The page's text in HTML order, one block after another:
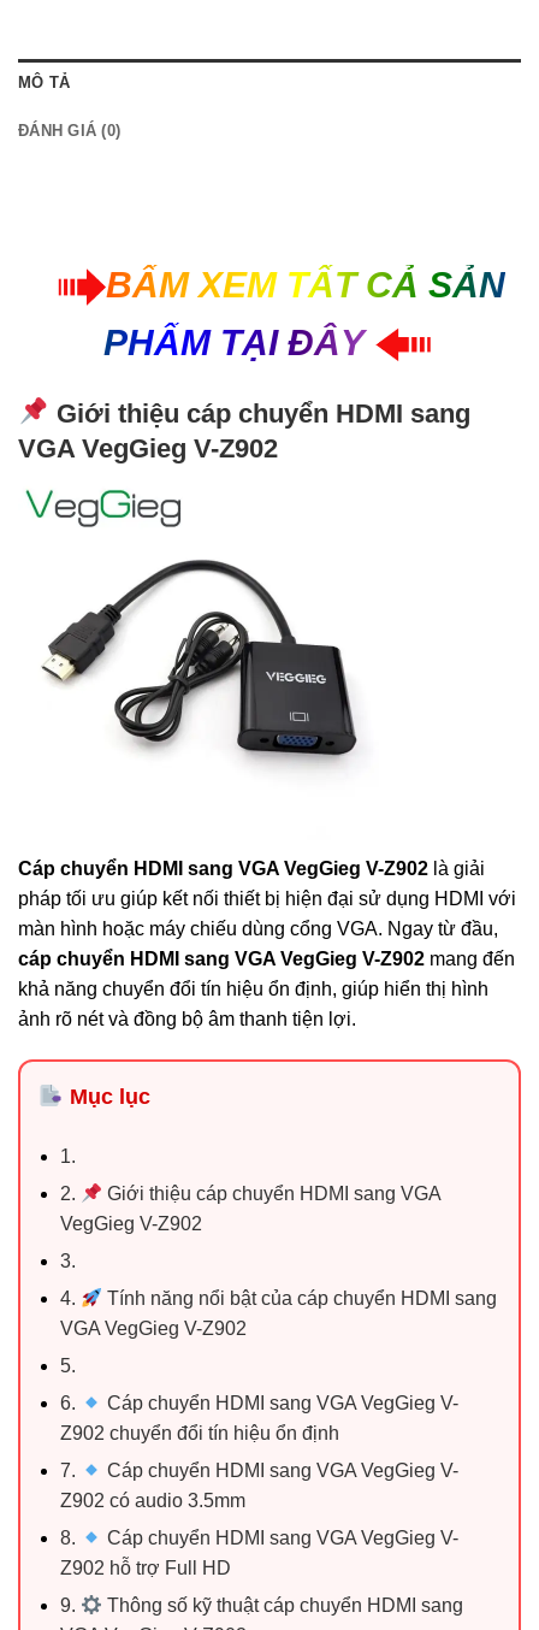
MÔ TẢ
ĐÁNH GIÁ (0)
BẤM XEM TẤT CẢ SẢN
PHẨM TẠI ĐÂY
Giới thiệu cáp chuyển HDMI sang
VGA VegGieg V-Z902
Cáp chuyển HDMI sang VGA VegGieg V-Z902 là giải
pháp tối ưu giúp kết nối thiết bị hiện đại sử dụng HDMI với
màn hình hoặc máy chiếu dùng cổng VGA. Ngay từ đầu,
cáp chuyển HDMI sang VGA VegGieg V-Z902 mang đến
khả năng chuyển đổi tín hiệu ổn định, giúp hiển thị hình
ảnh rõ nét và đồng bộ âm thanh tiện lợi.
Mục lục
1.
2.
Giới thiệu cáp chuyển HDMI sang VGA
VegGieg V-Z902
3.
4.
Tính năng nổi bật của cáp chuyển HDMI sang
VGA VegGieg V-Z902
5.
6.
Cáp chuyển HDMI sang VGA VegGieg V-
Z902 chuyển đổi tín hiệu ổn định
7.
Cáp chuyển HDMI sang VGA VegGieg V-
Z902 có audio 3.5mm
8.
Cáp chuyển HDMI sang VGA VegGieg V-
Z902 hỗ trợ Full HD
9.
Thông số kỹ thuật cáp chuyển HDMI sang